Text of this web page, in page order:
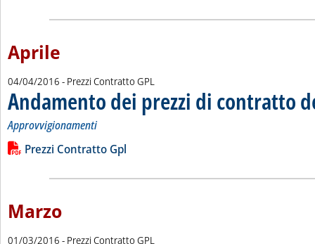
Aprile
04/04/2016 - Prezzi Contratto GPL
Andamento dei prezzi di contratto
Approvvigionamenti
Leggi tutta la notizia: 'Andamento dei prezzi di contratto del
Lista allegati PDF alla notizia
Prezzi Contratto Gpl
Marzo
01/03/2016 - Prezzi Contratto GPL